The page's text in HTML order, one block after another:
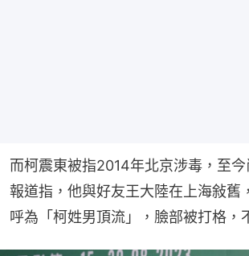
而柯震東被指2014年北京涉毒，至
報道指，他與好友王大陸在上海敍舊
呼為「柯姓男頂流」，臉部被打格，